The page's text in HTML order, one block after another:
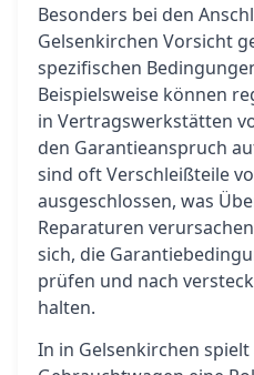
Besonders bei den
Gelsenkirchen Vorsicht
spezifischen
Beispielsweise können
in Vertragswerkstätten
den Garantieanspruch
sind oft Verschleißteile
ausgeschlossen, was
Reparaturen
sich, die
prüfen und nach
halten.
In in Gelsenkirchen